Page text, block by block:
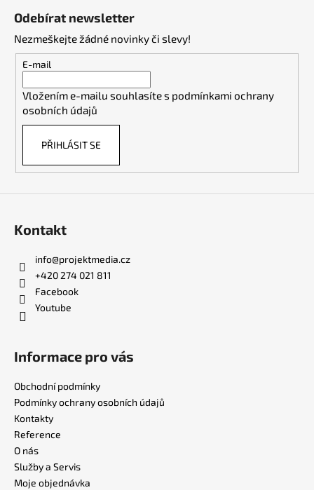
Odebírat newsletter
Nezmeškejte žádné novinky či slevy!
E-mail
Vložením e-mailu souhlasíte s podmínkami ochrany
osobních údajů
PŘIHLÁSIT SE
Kontakt
info@projektmedia.cz
+420 274 021 811
Facebook
Youtube
Informace pro vás
Obchodní podmínky
Podmínky ochrany osobních údajů
Kontakty
Reference
O nás
Služby a Servis
Moje objednávka